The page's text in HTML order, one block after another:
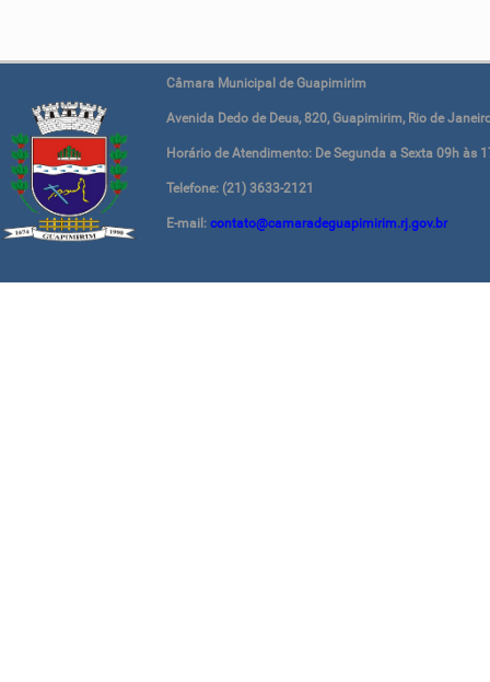
Câmara Municipal de Guapimirim
Avenida Dedo de Deus, 820, Guapimirim, Rio de
Horário de Atendimento: De Segunda a Sexta 09h às
Telefone: (21) 3633-2121
E-mail: contato@camaradeguapimirim.rj.gov.br